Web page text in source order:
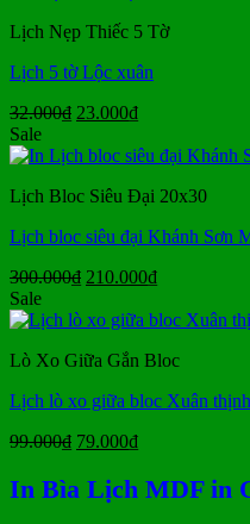
350.000₫.
Lịch Nẹp Thiếc 5 Tờ
Lịch 5 tờ Lộc xuân
32.000₫ Giá
là:
23.000₫Giá
tại
23.000₫.
Sale
Lịch Bloc Siêu Đại 20x30
Lịch bloc siêu đại Khánh Sơn
300.000₫ Giá
là:
210.000₫Giá
tại
210.000₫.
Sale
Lò Xo Giữa Gắn Bloc
Lịch lò xo giữa bloc Xuân
99.000₫ Giá
là:
99.000₫.
79.000₫Giá
tại
là:
In Bìa Lịch MDF in